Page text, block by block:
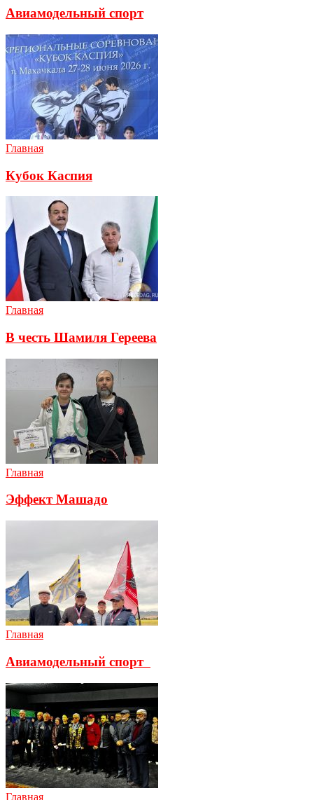
Авиамодельный спорт
Главная
Кубок Каспия
Главная
В честь Шамиля Гереева
Главная
Эффект Машадо
Главная
Авиамодельный спорт
Главная